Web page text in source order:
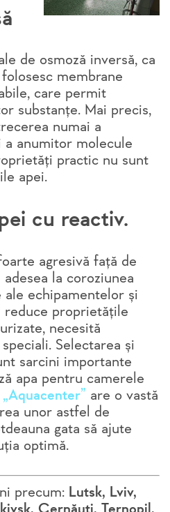
de osmoză inversă, ca
membrane
care permit
substanțe. Mai precis,
numai a
a anumitor molecule
practic nu sunt
apei.
cu reactiv.
agresivă față de
la coroziunea
echipamentelor și
reduce proprietățile
necesită
Selectarea și
sarcini importante
apa pentru camerele
„Aquacenter” are o vastă
unor astfel de
gata să ajute
optimă.
precum: Lutsk, Lviv,
Cernăuți, Ternopil,